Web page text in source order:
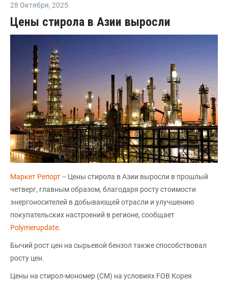
28 Октября, 2025
Цены стирола в Азии выросли
Маркет Репорт-- Цены стирола в Азии выросли в прошлый
четверг, главным образом, благодаря росту стоимости
энергоносителей в добывающей отрасли и улучшению
покупательских настроений в регионе, сообщает
Polymerupdate.
Бычий рост цен на сырьевой бензол также способствовал
росту цен.
Цены на стирол-мономер (СМ) на условиях FOB Корея